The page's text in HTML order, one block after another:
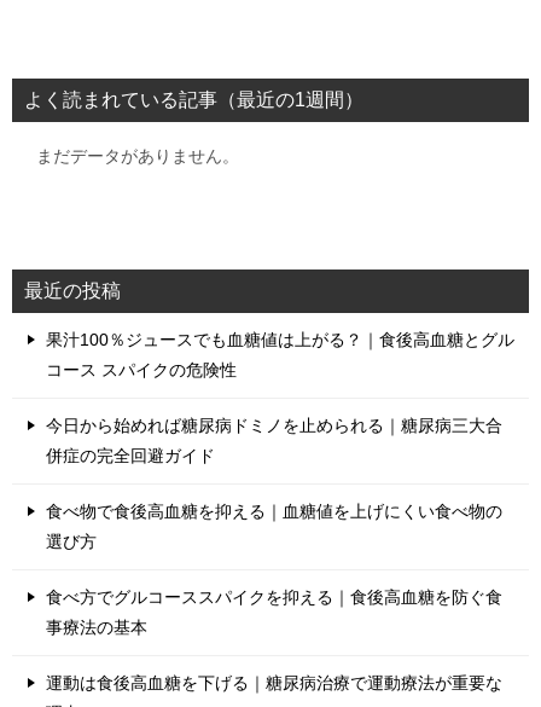
よく読まれている記事（最近の1週間）
まだデータがありません。
最近の投稿
果汁100％ジュースでも血糖値は上がる？｜食後高血糖とグル
コース スパイクの危険性
今日から始めれば糖尿病ドミノを止められる｜糖尿病三大合
併症の完全回避ガイド
食べ物で食後高血糖を抑える｜血糖値を上げにくい食べ物の
選び方
食べ方でグルコーススパイクを抑える｜食後高血糖を防ぐ食
事療法の基本
運動は食後高血糖を下げる｜糖尿病治療で運動療法が重要な